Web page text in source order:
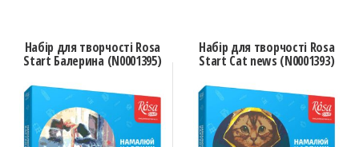
Набір для творчості Rosa
Start Балерина (N0001395)
Набір для творчості Rosa
Start Cat news (N0001393)